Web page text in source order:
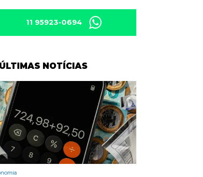
11 95923-0694
ÚLTIMAS NOTÍCIAS